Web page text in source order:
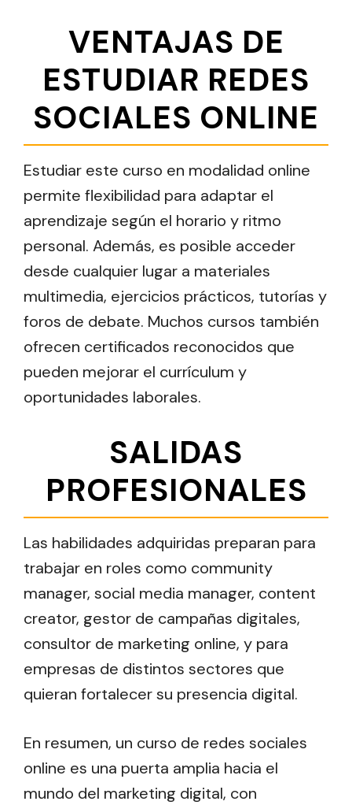
VENTAJAS DE
ESTUDIAR REDES
SOCIALES ONLINE
Estudiar este curso en modalidad online
permite flexibilidad para adaptar el
aprendizaje según el horario y ritmo
personal. Además, es posible acceder
desde cualquier lugar a materiales
multimedia, ejercicios prácticos, tutorías y
foros de debate. Muchos cursos también
ofrecen certificados reconocidos que
pueden mejorar el currículum y
oportunidades laborales.
SALIDAS
PROFESIONALES
Las habilidades adquiridas preparan para
trabajar en roles como community
manager, social media manager, content
creator, gestor de campañas digitales,
consultor de marketing online, y para
empresas de distintos sectores que
quieran fortalecer su presencia digital.
En resumen, un curso de redes sociales
online es una puerta amplia hacia el
mundo del marketing digital, con